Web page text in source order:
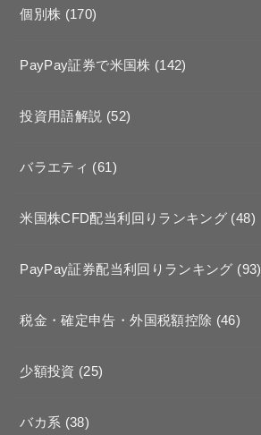
個別株 (170)
PayPay証券で米国株 (142)
投資用語解説 (52)
バラエティ (61)
米国株CFD配当利回りランキング (48)
PayPay証券配当利回りランキング (93)
税金・確定申告・外国税額控除 (46)
少額投資 (25)
バカ系 (38)